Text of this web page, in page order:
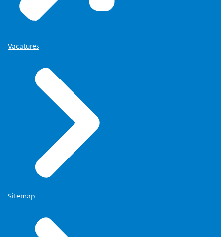
Vacatures
Sitemap